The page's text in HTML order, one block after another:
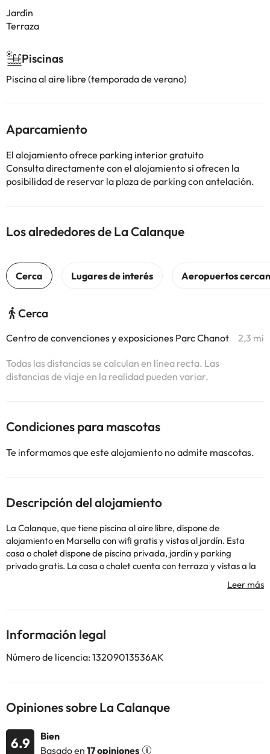
Jardín
Terraza
Piscinas
Piscina al aire libre (temporada de verano)
Aparcamiento
El alojamiento ofrece parking interior gratuito
Consulta directamente con el alojamiento si ofrecen la
posibilidad de reservar la plaza de parking con antelación.
Los alrededores de La Calanque
Cerca
Centro de convenciones y exposiciones Parc Chanot 2,3 mi
Todas las distancias se calculan en línea recta. Las
distancias de viaje en la realidad pueden variar.
Condiciones para mascotas
Te informamos que este alojamiento no admite mascotas.
Descripción del alojamiento
La Calanque, que tiene piscina al aire libre, dispone de
alojamiento en Marsella con wifi gratis y vistas al jardín. Esta
casa o chalet dispone de piscina privada, jardín y parking
privado gratis. La casa o chalet cuenta con terraza y vistas a la
piscina, y tiene 3 dormitorios, una sala de estar, TV, una cocina
equipada con nevera y lavavajillas, y 2 baños con ducha. Hay
Rond-Point du Prado está a 4,3 km. El aeropuerto (Aeropuerto
de Marsella - Provenza) está a 30 km.
En este alojamiento no se pueden celebrar despedidas de soltero
consultar sus tarifas directamente en el establecimiento. Toda la
alojamiento. Si tienes dudas, contáctanos.
Información legal
Número de licencia: 13209013536AK
Opiniones sobre La Calanque
6.9
Bien
Basado en 17 opiniones